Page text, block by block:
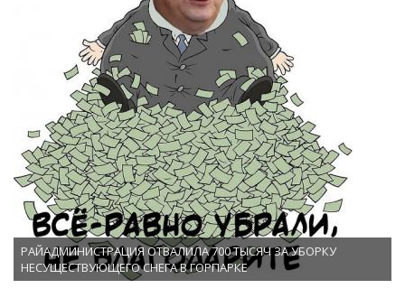
РАЙАДМИНИСТРАЦИЯ ОТВАЛИЛА 700 ТЫСЯЧ ЗА УБОРКУ
НЕСУЩЕСТВУЮЩЕГО СНЕГА В ГОРПАРКЕ